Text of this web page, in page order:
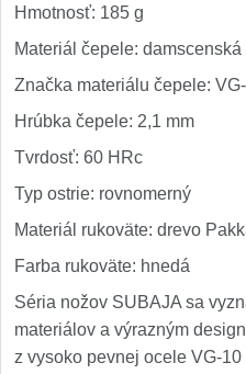
Hmotnosť: 185 g
Materiál čepele:
Značka materiálu čepele:
Hrúbka čepele: 2,1 mm
Tvrdosť: 60 HRc
Typ ostrie: rovnomerný
Materiál rukoväte: drevo
Farba rukoväte: hnedá
Séria nožov SUBAJA sa
materiálov a výrazným
z vysoko pevnej ocele VG-